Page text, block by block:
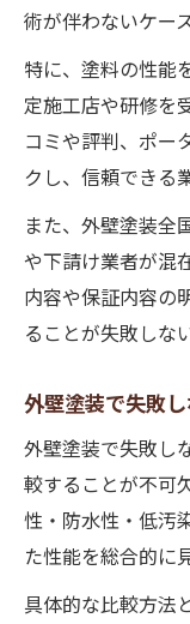
術が伴わないケー
特に、塗料の性能
定施工店や研修を
コミや評判、ポー
クし、信頼できる
また、外壁塗装全
や下請け業者が混
内容や保証内容の
ることが失敗しな
外壁塗装で失敗
外壁塗装で失敗し
較することが不可
性・防水性・低汚
た性能を総合的に
具体的な比較方法